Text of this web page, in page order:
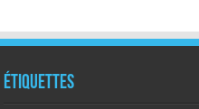
Étiquettes